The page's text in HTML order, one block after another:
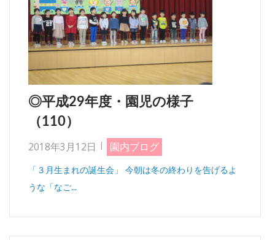
◎平成29年度・園児の様子
（110）
2018年3月12日 園内ブログ
「３月生まれの誕生会」 今朝は冬の終わりを告げるよ
うな「なご...